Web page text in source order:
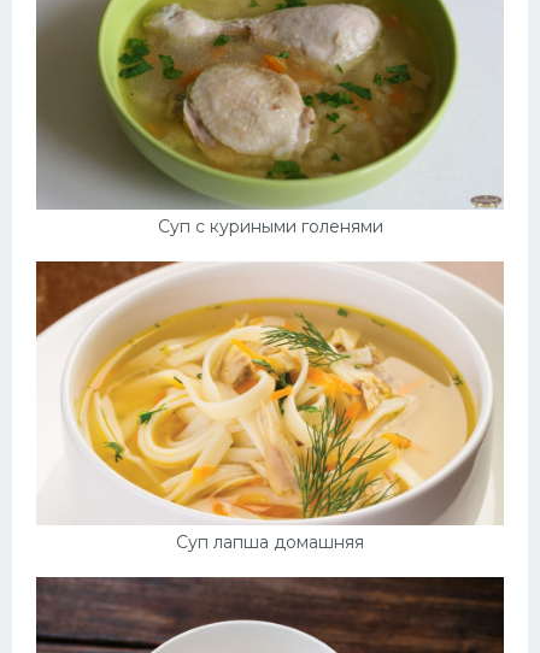
Суп с куриными голенями
Суп лапша домашняя